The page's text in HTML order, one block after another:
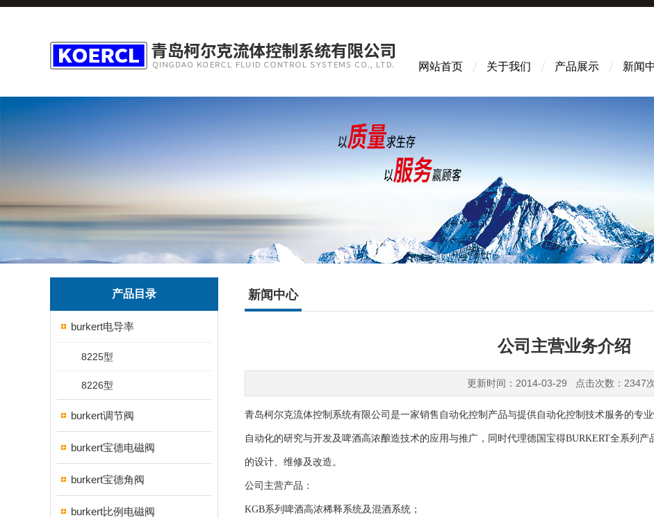
网站首页 关于我们 产品展示 新闻
产品目录
burkert电导率
8225型
8226型
burkert调节阀
burkert宝德电磁阀
burkert宝德角阀
burkert比例电磁阀
新闻中心
公司主营业务介绍
更新时间：2014-03-29 点击次数：2347
青岛柯尔克流体控制系统有限公司是一家销售自动化控制产品与提供自动化控制技术服务的专
自动化的研究与开发及啤酒高浓酿造技术的应用与推广，同时代理德国宝得BURKERT全系列
的设计、维修及改造。
公司主营产品：
KGB系列啤酒高浓稀释系统及混酒系统；